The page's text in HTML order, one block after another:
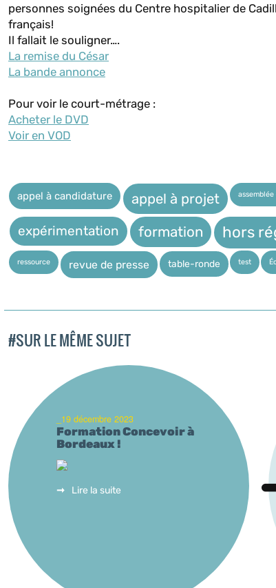
personnes soignées du Centre hospitalier de
français!
Il fallait le souligner….
La remise du César
La bande annonce
Pour voir le court-métrage :
Acheter le DVD
Voir en VOD
appel à candidature appel à projet
expérimentation formation hors
ressource revue de presse table-ronde test
#SUR LE MÊME SUJET
_19 décembre 2023
Formation Concevoir à
Bordeaux !
Lire la suite